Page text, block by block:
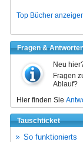
Top Bücher
Fragen &
Neu
Fragen
Ablauf?
Hier finden Sie
Tauschticket
So funktionierts